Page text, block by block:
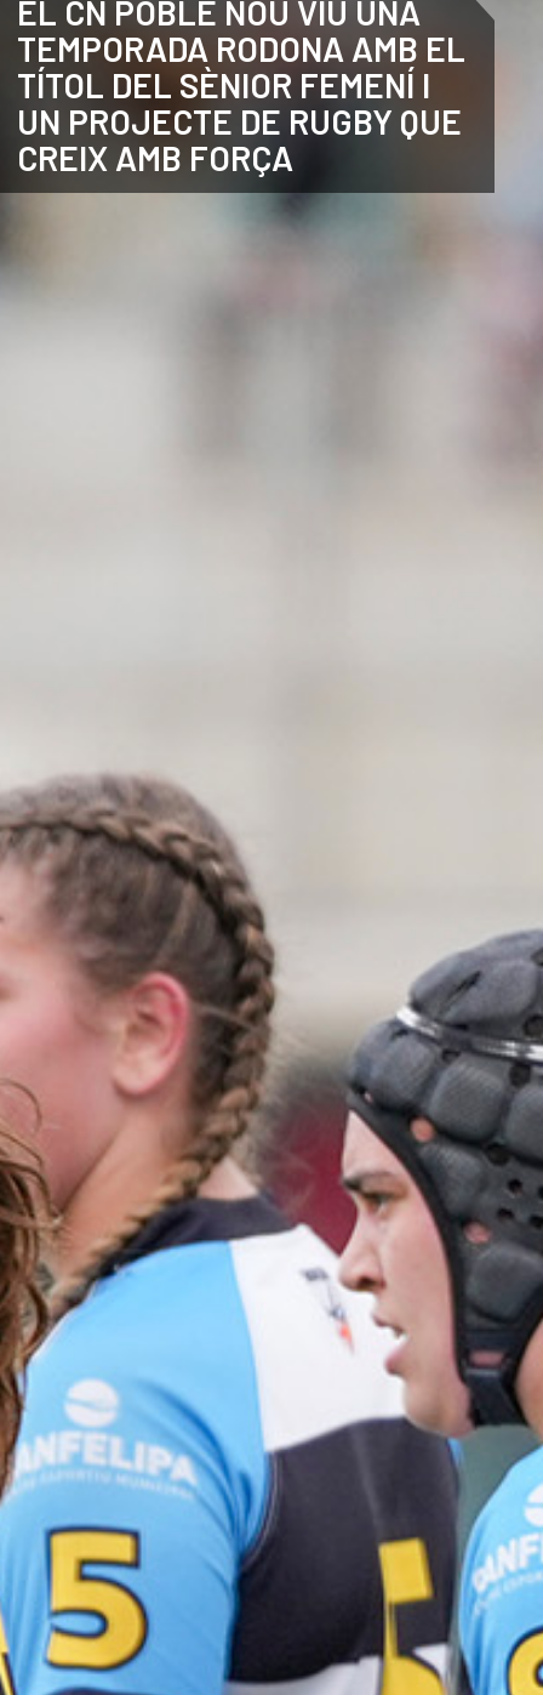
ANGLÈS
EL CN POBLE NOU VIU UNA
TEMPORADA RODONA AMB EL
TÍTOL DEL SÈNIOR FEMENÍ I
UN PROJECTE DE RUGBY QUE
CREIX AMB FORÇA